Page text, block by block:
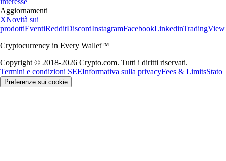
Aggiornamenti
XNovità sui
prodottiEventiRedditDiscordInstagramFacebookLinkedinTradingView
Cryptocurrency in Every Wallet™
Copyright © 2018-2026 Crypto.com. Tutti i diritti riservati.
Termini e condizioni SEEInformativa sulla privacyFees & LimitsStato
Preferenze sui cookie